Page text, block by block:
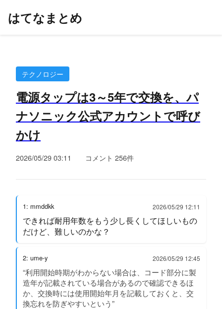
はてなまとめ
テクノロジー
電源タップは3～5年で交換を、パ
ナソニック公式アカウントで呼び
かけ
2026/05/29 03:11 コメント 256件
1: mmddkk 2026/05/29 12:11
できれば耐用年数をもう少し長くしてほしいもの
だけど、難しいのかな？
2: ume-y 2026/05/29 12:45
“利用開始時期がわからない場合は、コード部分に製
造年が記載されている場合があるので確認できるほ
か、交換時には使用開始年月を記載しておくと、交
換忘れを防ぎやすいという”